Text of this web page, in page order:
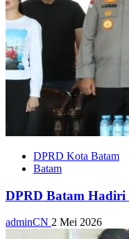
DPRD Kota Batam
Batam
DPRD Batam
adminCN 2 Mei 2026